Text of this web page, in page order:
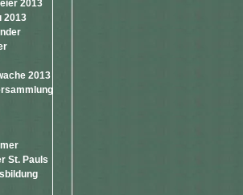
2013
2013
2013
St. Pauls